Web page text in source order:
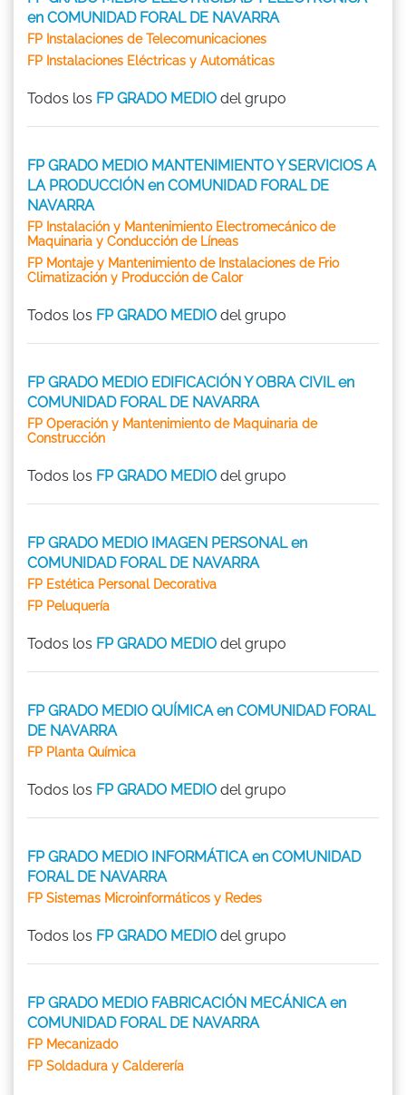
en COMUNIDAD FORAL DE NAVARRA
FP Instalaciones de Telecomunicaciones
FP Instalaciones Eléctricas y Automáticas
Todos los FP GRADO MEDIO del grupo
FP GRADO MEDIO MANTENIMIENTO Y SERVICIOS A
LA PRODUCCIÓN en COMUNIDAD FORAL DE
NAVARRA
FP Instalación y Mantenimiento Electromecánico de
Maquinaria y Conducción de Líneas
FP Montaje y Mantenimiento de Instalaciones de Frio
Climatización y Producción de Calor
Todos los FP GRADO MEDIO del grupo
FP GRADO MEDIO EDIFICACIÓN Y OBRA CIVIL en
COMUNIDAD FORAL DE NAVARRA
FP Operación y Mantenimiento de Maquinaria de
Construcción
Todos los FP GRADO MEDIO del grupo
FP GRADO MEDIO IMAGEN PERSONAL en
COMUNIDAD FORAL DE NAVARRA
FP Estética Personal Decorativa
FP Peluquería
Todos los FP GRADO MEDIO del grupo
FP GRADO MEDIO QUÍMICA en COMUNIDAD FORAL
DE NAVARRA
FP Planta Química
Todos los FP GRADO MEDIO del grupo
FP GRADO MEDIO INFORMÁTICA en COMUNIDAD
FORAL DE NAVARRA
FP Sistemas Microinformáticos y Redes
Todos los FP GRADO MEDIO del grupo
FP GRADO MEDIO FABRICACIÓN MECÁNICA en
COMUNIDAD FORAL DE NAVARRA
FP Mecanizado
FP Soldadura y Calderería